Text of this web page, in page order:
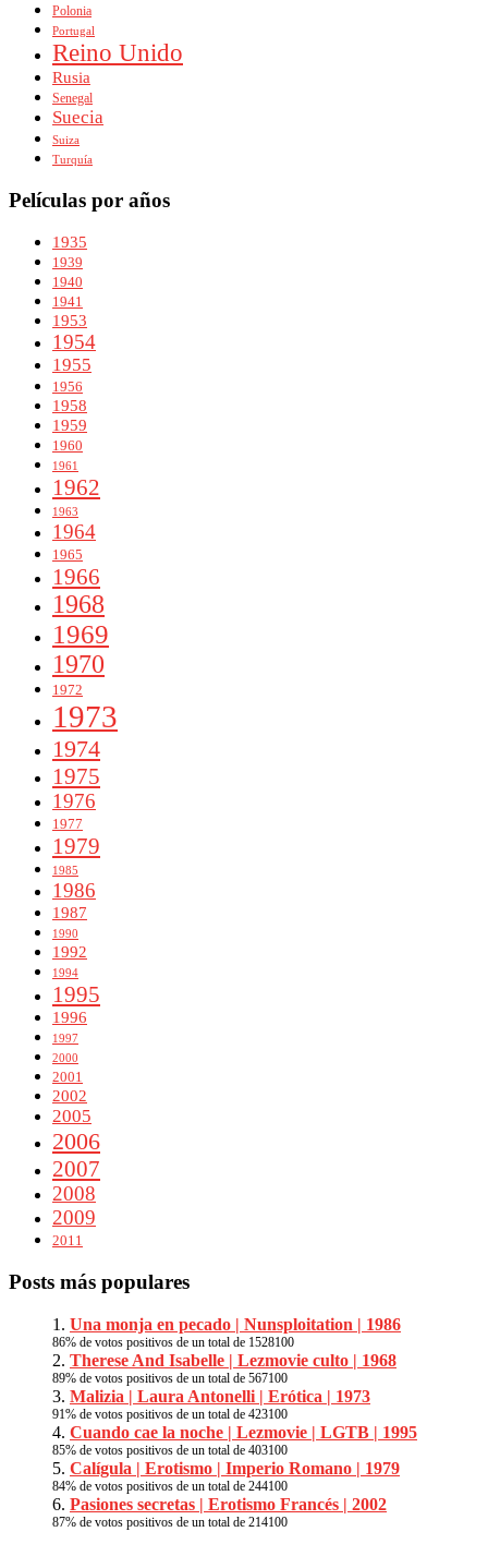
Polonia
Portugal
Reino Unido
Rusia
Senegal
Suecia
Suiza
Turquía
Películas por años
1935
1939
1940
1941
1953
1954
1955
1956
1958
1959
1960
1961
1962
1963
1964
1965
1966
1968
1969
1970
1972
1973
1974
1975
1976
1977
1979
1985
1986
1987
1990
1992
1994
1995
1996
1997
2000
2001
2002
2005
2006
2007
2008
2009
2011
Posts más populares
Una monja en pecado | Nunsploitation | 1986
86% de votos positivos de un total de 1528100
Therese And Isabelle | Lezmovie culto | 1968
89% de votos positivos de un total de 567100
Malizia | Laura Antonelli | Erótica | 1973
91% de votos positivos de un total de 423100
Cuando cae la noche | Lezmovie | LGTB | 1995
85% de votos positivos de un total de 403100
Calígula | Erotismo | Imperio Romano | 1979
84% de votos positivos de un total de 244100
Pasiones secretas | Erotismo Francés | 2002
87% de votos positivos de un total de 214100